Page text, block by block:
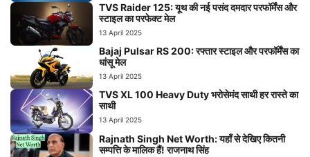
TVS Raider 125: यूथ की नई पसंद दमदार परफॉर्मेंस और
स्टाइल का परफेक्ट मेल
13 April 2025
Bajaj Pulsar RS 200: रफ्तार स्टाइल और परफॉर्मेंस का
धांसू मेल
13 April 2025
TVS XL 100 Heavy Duty भरोसेमंद साथी हर रास्ते का
साथी
13 April 2025
Rajnath Singh Net Worth: यहाँ से देखिए कितनी
सम्पत्ति के मालिक हैं! राजनाथ सिंह